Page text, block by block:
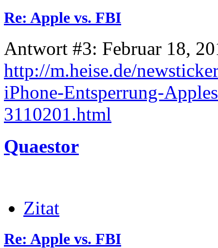
Re: Apple vs. FBI
Antwort #3: Februar 18,
http://m.heise.de/
iPhone-Entsperrung-
3110201.html
Quaestor
Zitat
Re: Apple vs. FBI